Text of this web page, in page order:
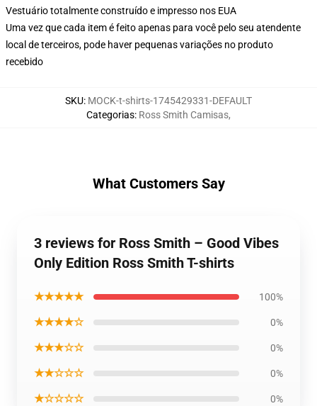
Vestuário totalmente construído e impresso nos EUA
Uma vez que cada item é feito apenas para você pelo seu atendente
local de terceiros, pode haver pequenas variações no produto
recebido
SKU: MOCK-t-shirts-1745429331-DEFAULT
Categorias: Ross Smith Camisas,
What Customers Say
3 reviews for Ross Smith – Good Vibes
Only Edition Ross Smith T-shirts
★★★★★ 100%
★★★★☆ 0%
★★★☆☆ 0%
★★☆☆☆ 0%
★☆☆☆☆ 0%